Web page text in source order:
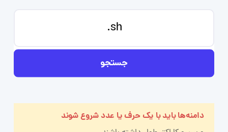
جستجو
دامنه‌ها باید با یک حرف یا عدد شروع شوند